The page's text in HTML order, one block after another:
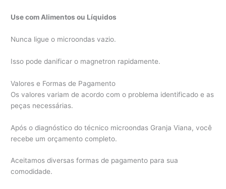
Use com Alimentos ou Líquidos
Nunca ligue o microondas vazio.
Isso pode danificar o magnetron rapidamente.
Valores e Formas de Pagamento
Os valores variam de acordo com o problema identificado e as
peças necessárias.
Após o diagnóstico do técnico microondas Granja Viana, você
recebe um orçamento completo.
Aceitamos diversas formas de pagamento para sua
comodidade.